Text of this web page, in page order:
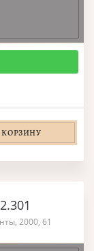
КОРЗИНУ
2000, 61